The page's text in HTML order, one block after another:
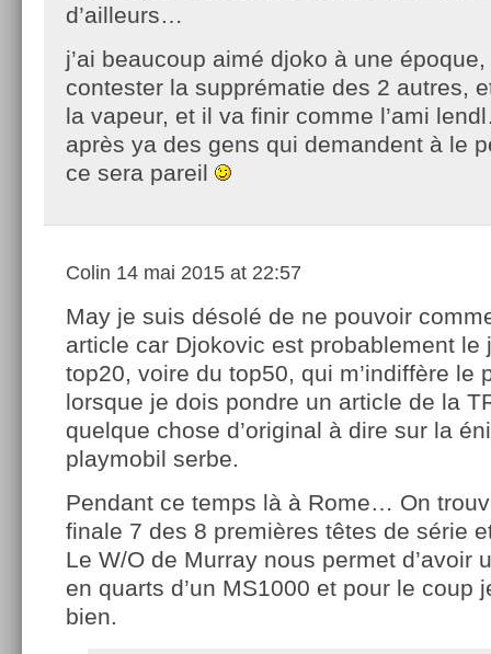
d’ailleurs…
j’ai beaucoup aimé djoko à une
contester la supprématie des 2 autres,
la vapeur, et il va finir comme l’ami
après ya des gens qui demandent à le
ce sera pareil
Colin 14 mai 2015 at 22:57
May je suis désolé de ne pouvoir
article car Djokovic est probablement le
top20, voire du top50, qui m’indiffère le
lorsque je dois pondre un article de la
quelque chose d’original à dire sur la
playmobil serbe.
Pendant ce temps là à Rome… On
finale 7 des 8 premières têtes de série
Le W/O de Murray nous permet d’avoir
en quarts d’un MS1000 et pour le coup
bien.